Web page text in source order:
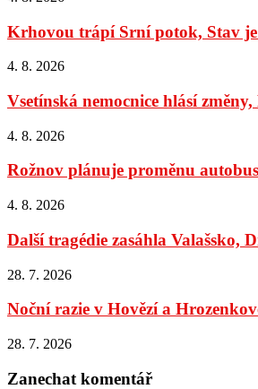
Krhovou trápí Srní potok, Stav
4. 8. 2026
Vsetínská nemocnice hlásí
4. 8. 2026
Rožnov plánuje proměnu
4. 8. 2026
Další tragédie zasáhla Valašsko,
28. 7. 2026
Noční razie v Hovězí a
28. 7. 2026
Zanechat komentář